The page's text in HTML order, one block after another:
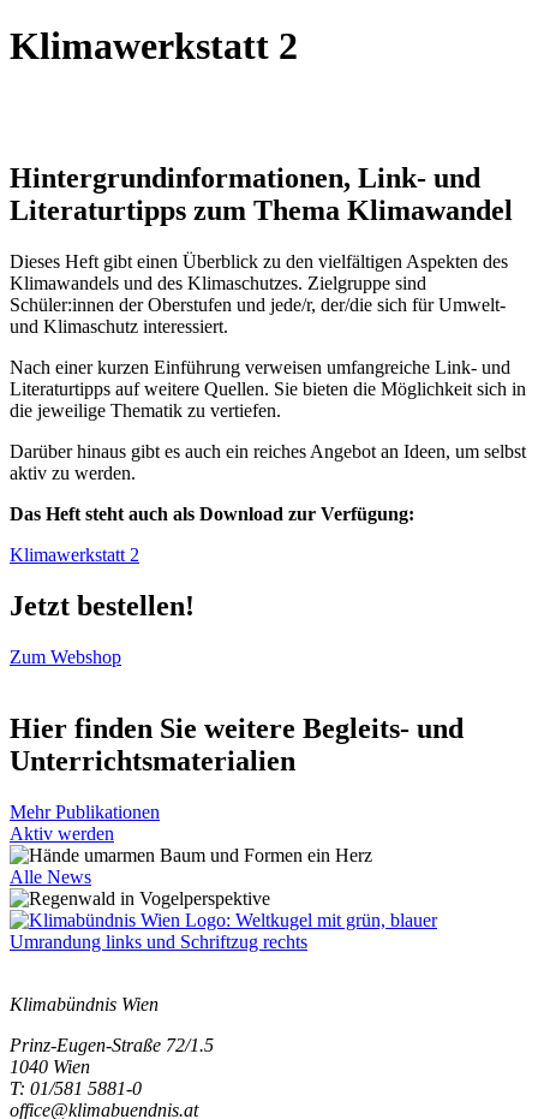
Klimawerkstatt 2
Hintergrundinformationen, Link- und
Literaturtipps zum Thema Klimawandel
Dieses Heft gibt einen Überblick zu den vielfältigen Aspekten des
Klimawandels und des Klimaschutzes. Zielgruppe sind
Schüler:innen der Oberstufen und jede/r, der/die sich für Umwelt-
und Klimaschutz interessiert.
Nach einer kurzen Einführung verweisen umfangreiche Link- und
Literaturtipps auf weitere Quellen. Sie bieten die Möglichkeit sich in
die jeweilige Thematik zu vertiefen.
Darüber hinaus gibt es auch ein reiches Angebot an Ideen, um selbst
aktiv zu werden.
Das Heft steht auch als Download zur Verfügung:
Klimawerkstatt 2
Jetzt bestellen!
Zum Webshop
Hier finden Sie weitere Begleits- und
Unterrichtsmaterialien
Mehr Publikationen
Aktiv werden
Alle News
Klimabündnis Wien
Prinz-Eugen-Straße 72/1.5
1040 Wien
T: 01/581 5881-0
office@klimabuendnis.at